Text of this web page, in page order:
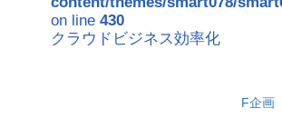
on line430
クラウドビジネス効率化
F企画